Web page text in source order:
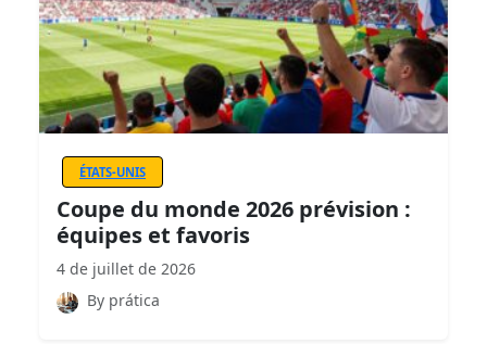
ÉTATS-UNIS
Coupe du monde 2026 prévision :
équipes et favoris
4 de juillet de 2026
By prática